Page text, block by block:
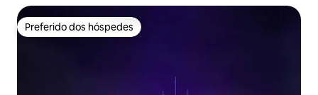
Preferido dos hóspedes
Preferido dos hóspedes